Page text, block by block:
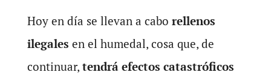
Hoy en día se llevan a cabo rellenos
ilegales en el humedal, cosa que, de
continuar, tendrá efectos catastróficos